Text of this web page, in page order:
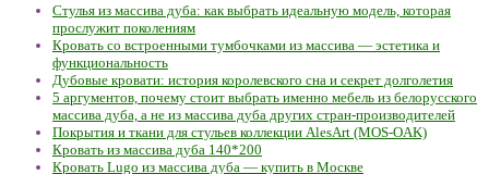
Стулья из массива дуба: как выбрать идеальную модель, которая
прослужит поколениям
Кровать со встроенными тумбочками из массива — эстетика и
функциональность
Дубовые кровати: история королевского сна и секрет долголетия
5 аргументов, почему стоит выбрать именно мебель из белорусского
массива дуба, а не из массива дуба других стран-производителей
Покрытия и ткани для стульев коллекции AlesArt (MOS-OAK)
Кровать из массива дуба 140*200
Кровать Lugo из массива дуба — купить в Москве